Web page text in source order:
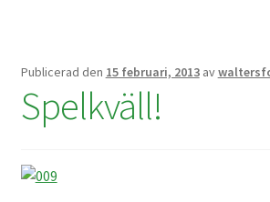
Publicerad den 15 februari, 2013 av
Spelkväll!